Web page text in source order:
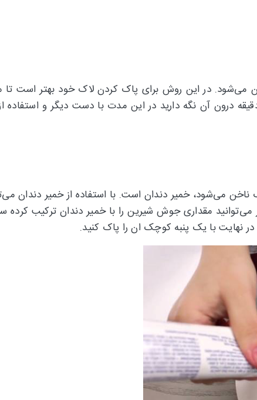
در این روش برای پاک کردن لاک خود بهتر است تا
داغ ترکیب کنید و انگشتان خود را به مدت 10 دقیقه درون آن نگه دارید در این مدت با دست
می‌شود، خمیر دندان است. با استفاده از خمیر دندان
مقداری جوش شیرین را با خمیر دندان ترکیب
نهایت با یک پنبه کوچک ان را پاک کنید.